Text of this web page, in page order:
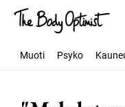
Muoti Psyko